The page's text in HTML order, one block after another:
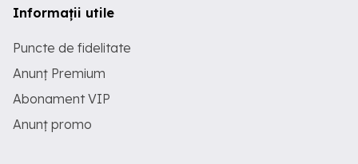
Informații utile
Puncte de fidelitate
Anunț Premium
Abonament VIP
Anunț promo